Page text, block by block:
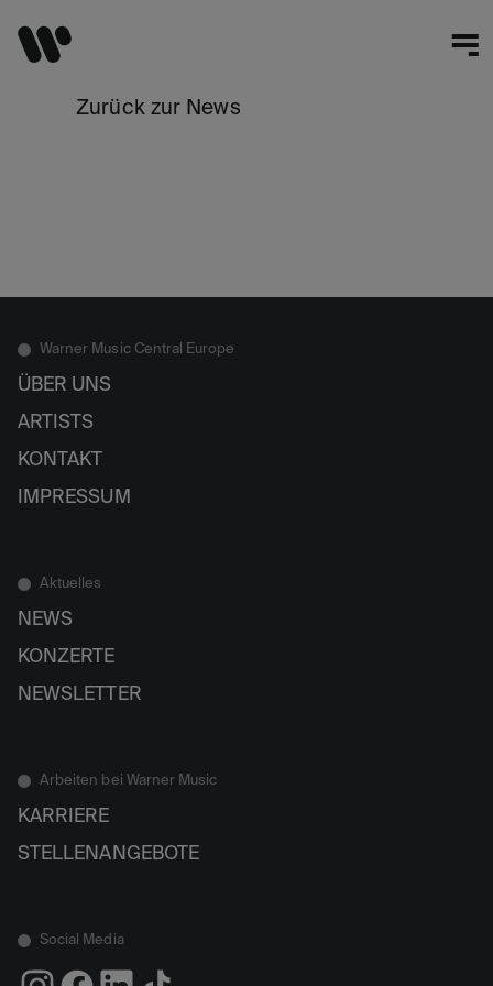
Zurück zur News
Warner Music Central Europe
ÜBER UNS
ARTISTS
KONTAKT
IMPRESSUM
Aktuelles
NEWS
KONZERTE
NEWSLETTER
Arbeiten bei Warner Music
KARRIERE
STELLENANGEBOTE
Social Media